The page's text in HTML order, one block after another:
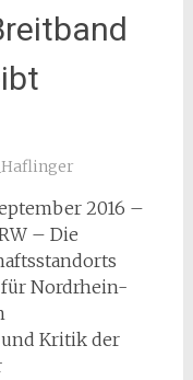
2016 –
– Die
Nordrhein-
Kritik der